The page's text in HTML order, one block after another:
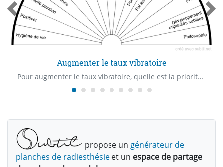
Augmenter le taux vibratoire
Pour augmenter le taux vibratoire, quelle est la priorité ?
propose un générateur de
planches de radiesthésie et un espace de partage